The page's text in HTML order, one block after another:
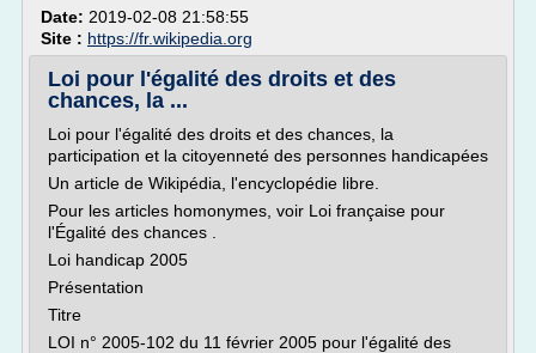
Date: 2019-02-08 21:58:55
Site : https://fr.wikipedia.org
Loi pour l'égalité des droits et des
chances, la ...
Loi pour l'égalité des droits et des chances, la
participation et la citoyenneté des personnes handicapées
Un article de Wikipédia, l'encyclopédie libre.
Pour les articles homonymes, voir Loi française pour
l'Égalité des chances .
Loi handicap 2005
Présentation
Titre
LOI n° 2005-102 du 11 février 2005 pour l'égalité des